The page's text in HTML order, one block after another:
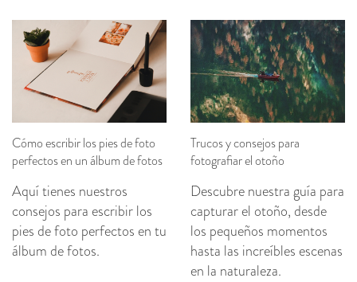
Cómo escribir los pies de foto
perfectos en un álbum de fotos
Aquí tienes nuestros
consejos para escribir los
pies de foto perfectos en tu
álbum de fotos.
Trucos y consejos para
fotografiar el otoño
Descubre nuestra guía para
capturar el otoño, desde
los pequeños momentos
hasta las increíbles escenas
en la naturaleza.